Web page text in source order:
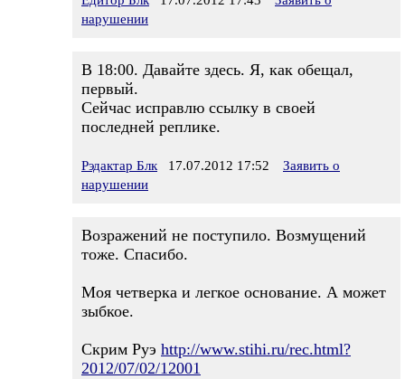
нарушении
В 18:00. Давайте здесь. Я, как обещал,
первый.
Сейчас исправлю ссылку в своей
последней реплике.
Рэдактар Блк 17.07.2012 17:52
Заявить о
нарушении
Возражений не поступило. Возмущений
тоже. Спасибо.
Моя четверка и легкое основание. А может
зыбкое.
Скрим Руэ http://www.stihi.ru/rec.html?
2012/07/02/12001